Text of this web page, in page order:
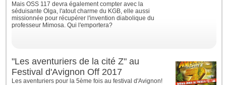
Mais OSS 117 devra également compter avec la
séduisante Olga, l'atout charme du KGB, elle aussi
missionnée pour récupérer l'invention diabolique du
professeur Mimosa. Qui l'emportera?
"Les aventuriers de la cité Z" au
Festival d'Avignon Off 2017
Les aventuriers pour la 5ème fois au festival d'Avignon!